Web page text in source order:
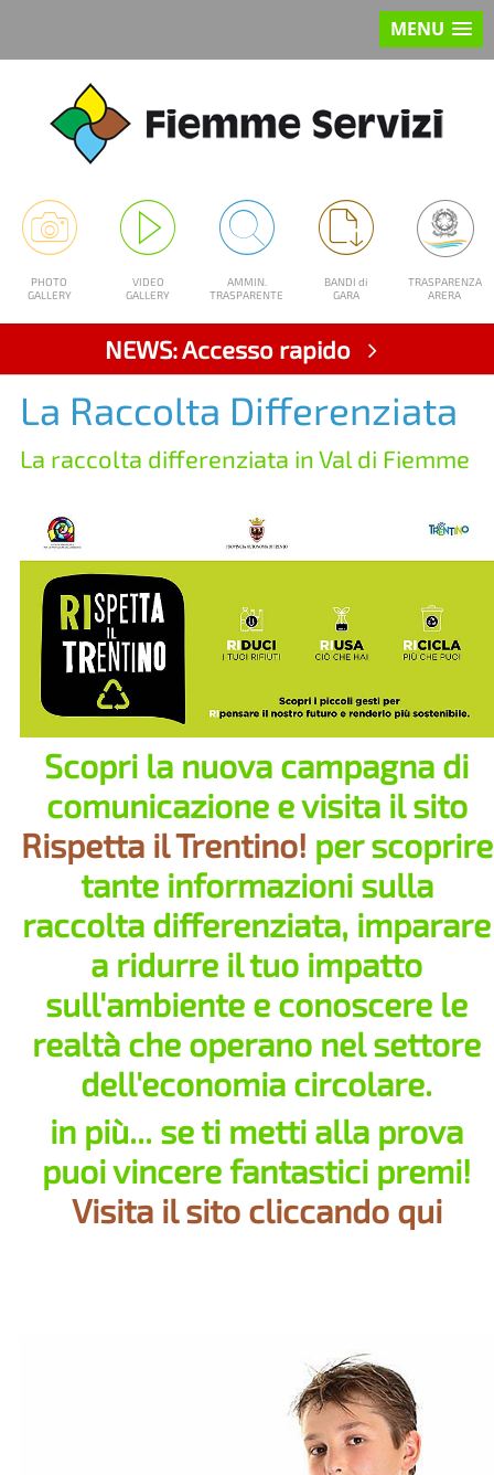
MENU
PHOTO
GALLERY
VIDEO
GALLERY
AMMIN.
TRASPARENTE
BANDI di
GARA
TRASPARENZA
ARERA
NEWS: Accesso rapido
La Raccolta Differenziata
La raccolta differenziata in Val di Fiemme
Scopri la nuova campagna di
comunicazione e visita il sito
Rispetta il Trentino! per scoprire
tante informazioni sulla
raccolta differenziata, imparare
a ridurre il tuo impatto
sull'ambiente e conoscere le
realtà che operano nel settore
dell'economia circolare.
in più... se ti metti alla prova
puoi vincere fantastici premi!
Visita il sito cliccando qui